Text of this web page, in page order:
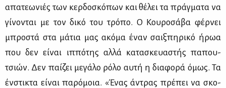
απα­τε­ω­νιές των κερ­δο­σκό­πων και θέ­λει τα πράγ­μα­τα να
γί­νο­νται με τον δι­κό του τρό­πο. Ο Κου­ρο­σά­βα φέρ­νει
μπρο­στά στα μά­τια μας ακό­μα έναν σαιξ­πη­ρι­κό ήρωα
που δεν εί­ναι ιπ­πό­της αλ­λά κα­τα­σκευα­στής πα­που­
τσιών. Δεν παί­ζει με­γά­λο ρό­λο αυ­τή η δια­φο­ρά όμως. Τα
έν­στι­κτα εί­ναι πα­ρό­μοια. «Ένας άντρας πρέ­πει να σκο­